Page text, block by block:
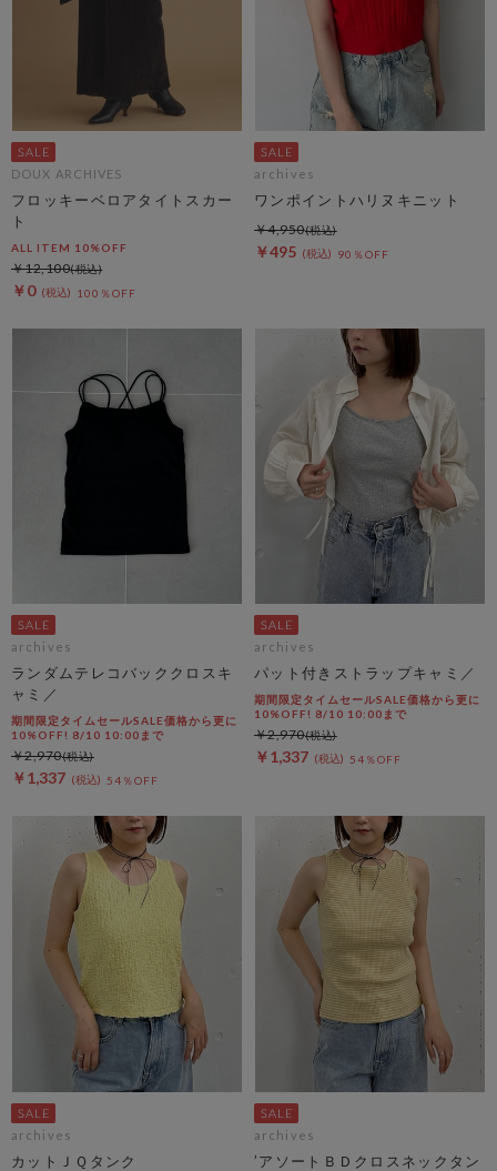
DOUX ARCHIVES
フロッキーベロアタイトスカー
ト
ALL ITEM 10%OFF
￥0 100％OFF
￥12,100
archives
ワンポイントハリヌキニット
￥495 90％OFF
￥4,950
archives
ランダムテレコバッククロスキ
ャミ／
期間限定タイムセールSALE価格から更に
10%OFF! 8/10 10:00まで
￥1,337 54％OFF
￥2,970
archives
パット付きストラップキャミ／
期間限定タイムセールSALE価格から更に
10%OFF! 8/10 10:00まで
￥1,337 54％OFF
￥2,970
archives
カットＪＱタンク
archives
’アソートＢＤクロスネックタン